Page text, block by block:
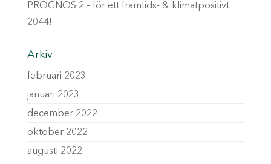
PROGNOS 2 – för ett framtids- & klimatpositivt
2044!
Arkiv
februari 2023
januari 2023
december 2022
oktober 2022
augusti 2022